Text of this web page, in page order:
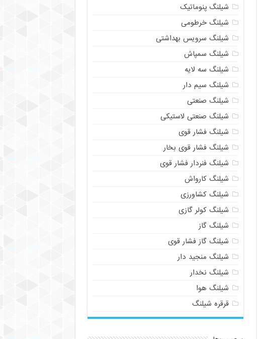
شیلنگ پنوماتیک
شیلنگ خرطومی
شیلنگ سرویس بهداشتی
شیلنگ سمپاش
شیلنگ سه لایه
شیلنگ سیم دار
شیلنگ صنعتی
شیلنگ صنعتی لاستیکی
شیلنگ فشار قوی
شیلنگ فشار قوی بخار
شیلنگ فنردار فشار قوی
شیلنگ کارواش
شیلنگ کشاورزی
شیلنگ کولر گازی
شیلنگ گاز
شیلنگ گاز فشار قوی
شیلنگ منجید دار
شیلنگ نخدار
شیلنگ هوا
قرقره شیلنگ